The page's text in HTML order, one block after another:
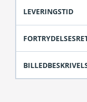
LEVERINGSTID